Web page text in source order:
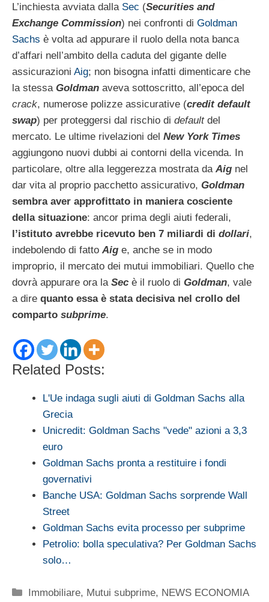
L’inchiesta avviata dalla Sec (Securities and
Exchange Commission) nei confronti di Goldman
Sachs è volta ad appurare il ruolo della nota banca
d’affari nell’ambito della caduta del gigante delle
assicurazioni Aig; non bisogna infatti dimenticare che
la stessa Goldman aveva sottoscritto, all’epoca del
crack, numerose polizze assicurative (credit default
swap) per proteggersi dal rischio di defaultdel
mercato. Le ultime rivelazioni del New York Times
aggiungono nuovi dubbi ai contorni della vicenda. In
particolare, oltre alla leggerezza mostrata da Aig nel
dar vita al proprio pacchetto assicurativo, Goldman
sembra aver approfittato in maniera cosciente
della situazione: ancor prima degli aiuti federali,
l’istituto avrebbe ricevuto ben 7 miliardi di dollari,
indebolendo di fatto Aig e, anche se in modo
improprio, il mercato dei mutui immobiliari. Quello che
dovrà appurare ora la Sec è il ruolo di Goldman, vale
a dire quanto essa è stata decisiva nel crollo del
comparto subprime.
Related Posts:
L'Ue indaga sugli aiuti di Goldman Sachs alla
Grecia
Unicredit: Goldman Sachs "vede" azioni a 3,3
euro
Goldman Sachs pronta a restituire i fondi
governativi
Banche USA: Goldman Sachs sorprende Wall
Street
Goldman Sachs evita processo per subprime
Petrolio: bolla speculativa? Per Goldman Sachs
solo…
Categorie
Immobiliare, Mutui subprime, NEWS ECONOMIA